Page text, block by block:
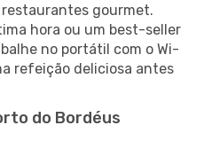
gourmet.
hora ou um best-seller
no portátil com o Wi-
refeição deliciosa antes
do Bordéus